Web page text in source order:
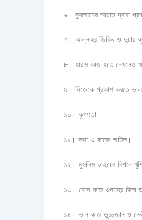
৬। কুরআনের আয়াত দ্বারা
৭। আল্লাহর জিকির ও দুয়ার
৮। হারাম কাজ হতে দেখলেও
৯। নিজেকে প্রকাশ করতে
১০। কৃপণতা।
১১। কথা ও কাজে অমিল।
১২। মুসলিম ভাইয়ের বিপদে
১৩। কোন কাজ গুনাহের কিনা
১৪। ভাল কাজ তুচ্ছজ্ঞান ও